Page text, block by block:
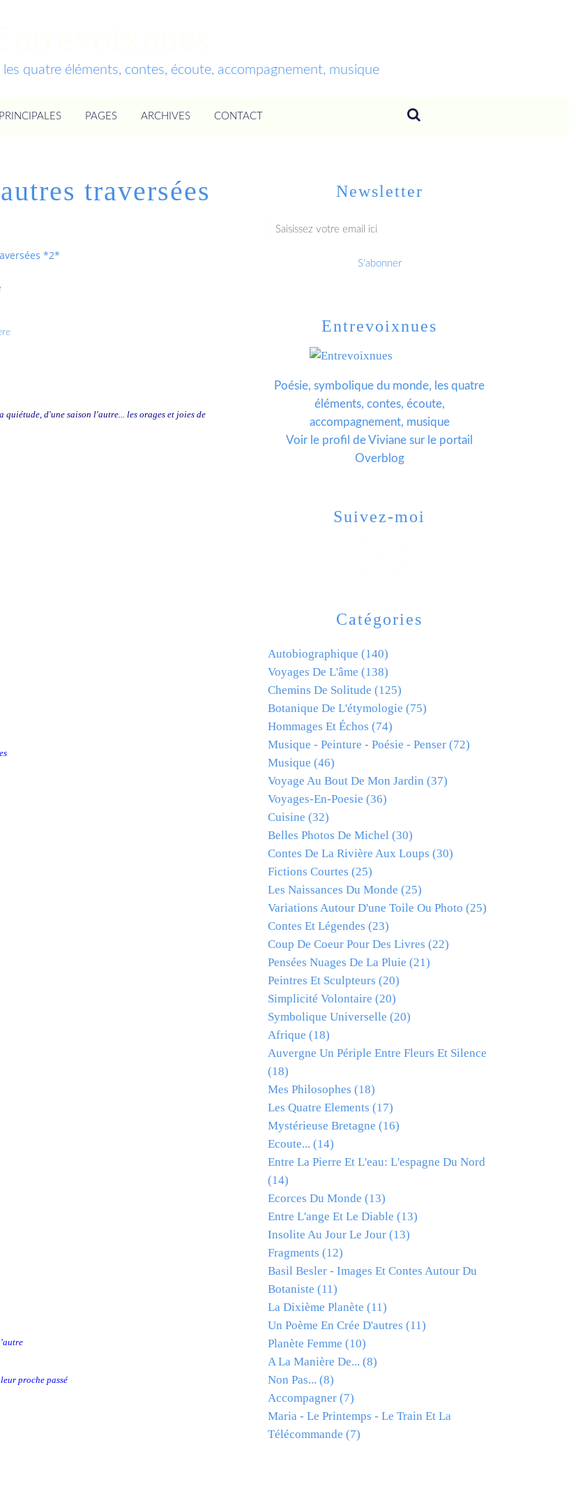
quatre éléments, contes, écoute, accompagnement, musique
PAGES ARCHIVES CONTACT
traversées
*2*
quiétude, d'une saison l'autre... les orages et joies de
proche passé
Newsletter
Catégories
Autobiographique (140)
Voyages De L'âme (138)
Chemins De Solitude (125)
Botanique De L'étymologie (75)
Hommages Et Échos (74)
Musique - Peinture - Poésie - Penser (72)
Musique (46)
Voyage Au Bout De Mon Jardin (37)
Voyages-En-Poesie (36)
Cuisine (32)
Belles Photos De Michel (30)
Contes De La Rivière Aux Loups (30)
Fictions Courtes (25)
Les Naissances Du Monde (25)
Variations Autour D'une Toile Ou Photo (25)
Contes Et Légendes (23)
Coup De Coeur Pour Des Livres (22)
Pensées Nuages De La Pluie (21)
Peintres Et Sculpteurs (20)
Simplicité Volontaire (20)
Symbolique Universelle (20)
Afrique (18)
Auvergne Un Périple Entre Fleurs Et Silence
(18)
Mes Philosophes (18)
Les Quatre Elements (17)
Mystérieuse Bretagne (16)
Ecoute... (14)
Entre La Pierre Et L'eau: L'espagne Du Nord
(14)
Ecorces Du Monde (13)
Entre L'ange Et Le Diable (13)
Insolite Au Jour Le Jour (13)
Fragments (12)
Basil Besler - Images Et Contes Autour Du
Botaniste (11)
La Dixième Planète (11)
Un Poème En Crée D'autres (11)
Planète Femme (10)
A La Manière De... (8)
Non Pas... (8)
Accompagner (7)
Maria - Le Printemps - Le Train Et La
Télécommande (7)
Entrevoixnues
Poésie, symbolique du monde, les quatre
éléments, contes, écoute,
accompagnement, musique
Voir le profil deViviane sur le portail
Overblog
Suivez-moi